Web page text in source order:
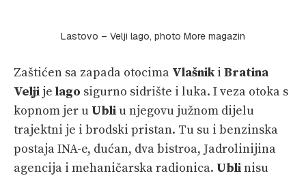
Lastovo – Velji lago, photo More magazin
Zaštićen sa zapada otocima Vlašniki Bratina
Velji je lago sigurno sidrište i luka. I veza otoka s
kopnom jer u Ubli u njegovu južnom dijelu
trajektni je i brodski pristan. Tu su i benzinska
postaja INA-e, dućan, dva bistroa, Jadrolinijina
agencija i mehaničarska radionica. Ublinisu